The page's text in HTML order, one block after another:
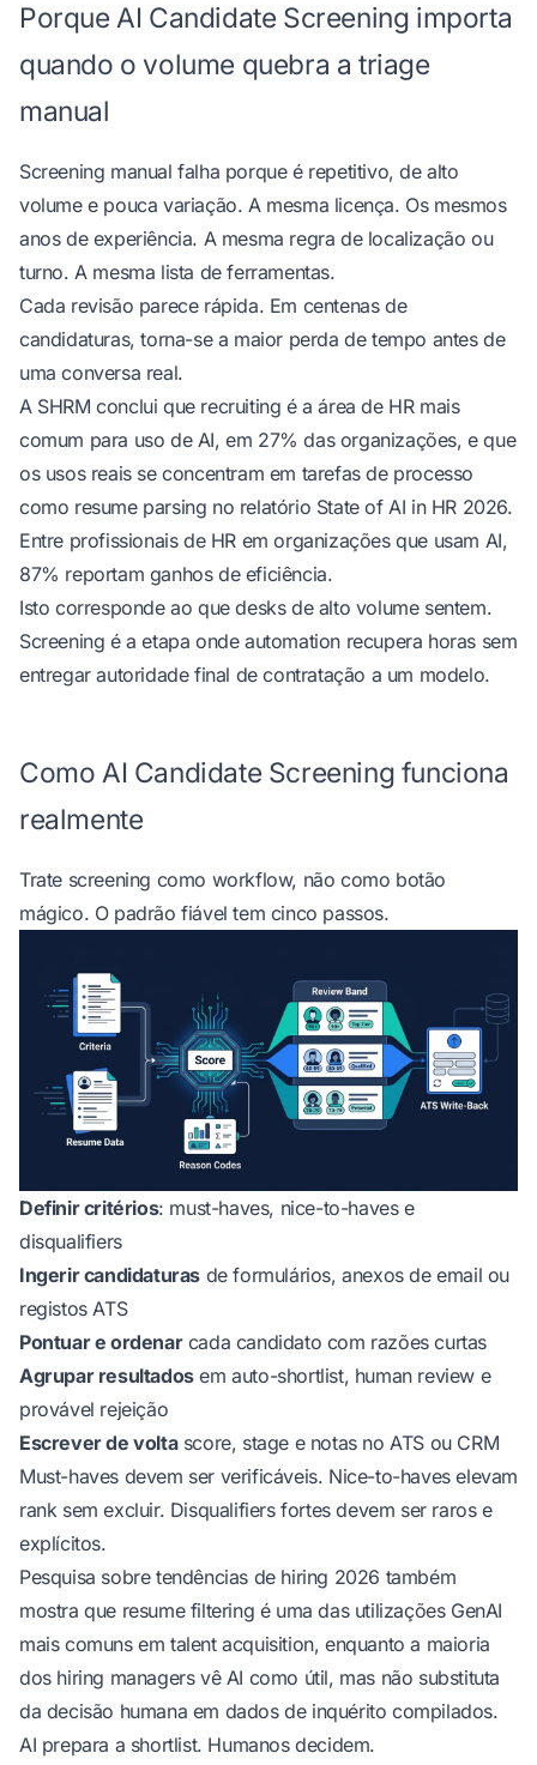
Porque AI Candidate Screening importa
quando o volume quebra a triage
manual
Screening manual falha porque é repetitivo, de alto
volume e pouca variação. A mesma licença. Os mesmos
anos de experiência. A mesma regra de localização ou
turno. A mesma lista de ferramentas.
Cada revisão parece rápida. Em centenas de
candidaturas, torna-se a maior perda de tempo antes de
uma conversa real.
A SHRM conclui que recruiting é a área de HR mais
comum para uso de AI, em 27% das organizações, e que
os usos reais se concentram em tarefas de processo
como resume parsing no relatório State of AI in HR 2026.
Entre profissionais de HR em organizações que usam AI,
87% reportam ganhos de eficiência.
Isto corresponde ao que desks de alto volume sentem.
Screening é a etapa onde automation recupera horas sem
entregar autoridade final de contratação a um modelo.
Como AI Candidate Screening funciona
realmente
Trate screening como workflow, não como botão
mágico. O padrão fiável tem cinco passos.
Definir critérios: must-haves, nice-to-haves e
disqualifiers
Ingerir candidaturas de formulários, anexos de email ou
registos ATS
Pontuar e ordenarcada candidato com razões curtas
Agrupar resultadosem auto-shortlist, human review e
provável rejeição
Escrever de voltascore, stage e notas no ATS ou CRM
Must-haves devem ser verificáveis. Nice-to-haves elevam
rank sem excluir. Disqualifiers fortes devem ser raros e
explícitos.
Pesquisa sobre tendências de hiring 2026 também
mostra que resume filtering é uma das utilizações GenAI
mais comuns em talent acquisition, enquanto a maioria
dos hiring managers vê AI como útil, mas não substituta
da decisão humana em dados de inquérito compilados.
AI prepara a shortlist. Humanos decidem.